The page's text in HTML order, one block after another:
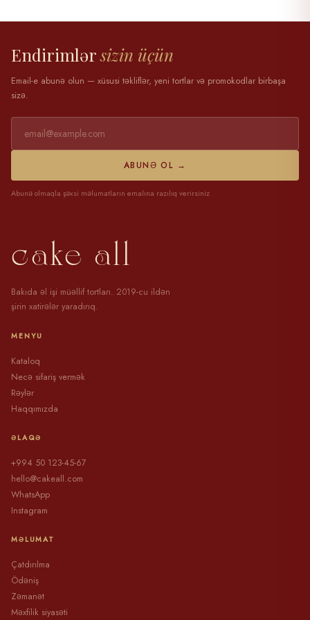
Endirimlərsizin üçün
Email-e abunə olun — xüsusi təkliflər, yeni tortlar və promokodlar birbaşa
sizə.
ABUNƏ OL →
Abunə olmaqla şəxsi məlumatların emalına razılıq verirsiniz
cake all
Bakıda əl işi müəllif tortları. 2019-cu ildən
şirin xatirələr yaradırıq.
MENYU
Kataloq
Necə sifariş vermək
Rəylər
Haqqımızda
ƏLAQƏ
+994 50 123-45-67
hello@cakeall.com
WhatsApp
Instagram
MƏLUMAT
Çatdırılma
Ödəniş
Zəmanət
Məxfilik siyasəti